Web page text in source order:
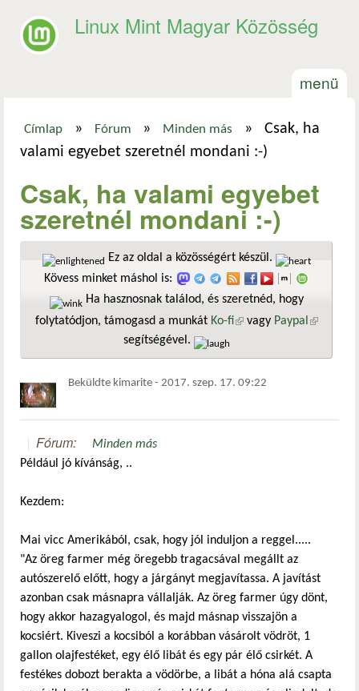
Linux Mint Magyar Közösség
menü
Jelenlegi hely
Címlap » Fórum » Minden más »
Csak, ha
valami egyebet szeretnél mondani :-)
Csak, ha valami egyebet
szeretnél mondani :-)
Ez az oldal a közösségért készül.
Kövess minket máshol is:
Ha hasznosnak találod, és szeretnéd, hogy
folytatódjon, támogasd a munkát Ko-fi(külső hivatkozás)
vagy Paypal
segítségével.
Beküldte kimarite - 2017. szep. 17. 09:22
Fórum:
Minden más
Például jó kívánság, ..
Kezdem:
Mai vicc Amerikából, csak, hogy jól induljon a reggel.....
"Az öreg farmer még öregebb tragacsával megállt az
autószerelő előtt, hogy a járgányt megjavítassa. A javítást
azonban csak másnapra vállalják. Az öreg farmer úgy dönt,
hogy akkor hazagyalogol, és majd másnap visszajön a
kocsiért. Kiveszi a kocsiból a korábban vásárolt vödröt, 1
gallon olajfestéket, egy élő libát és egy pár élő csirkét. A
festékes dobozt berakta a vödörbe, a libát a hóna alá csapta